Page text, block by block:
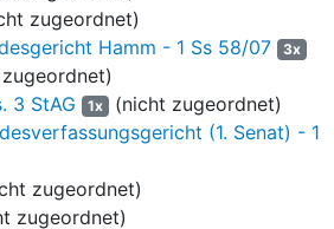
gestützte Revision der
hat keinen Erfolg. Der Freispruch der
ist nicht zu beanstanden.
der Revision hat das
zutreffend bereits den objektiven
2 Nr. 2 AufenthG
zugeordnet)
Hamm - 1 Ss 58/07
3x
3 StAG
1x (nicht zugeordnet)
(1. Senat) - 1
zugeordnet)
zugeordnet)